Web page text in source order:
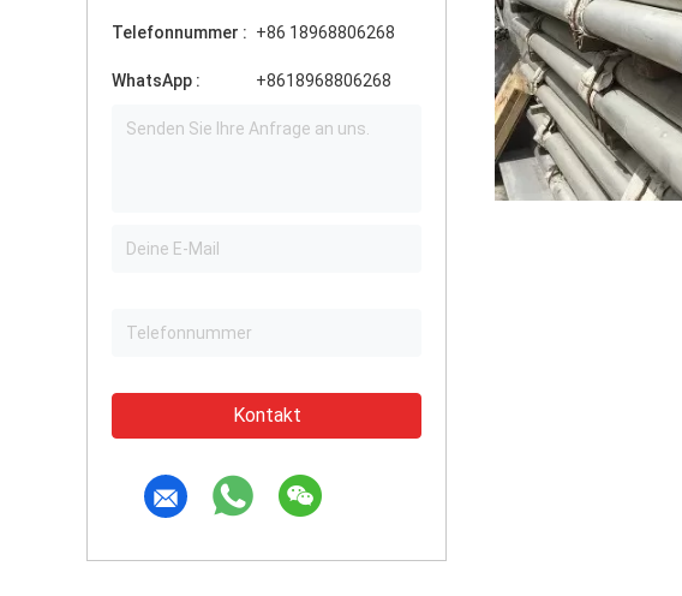
Telefonnummer : +86 18968806268
WhatsApp : +8618968806268
Kontakt